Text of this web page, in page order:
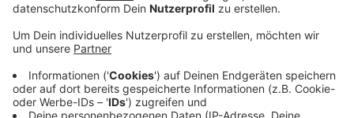
in Zusammenarbeit mit den Nordeifelwerkstätten
anderem nach geeigneten Grundstücken suchen.
Eine Boulderhalle könne ein attraktives